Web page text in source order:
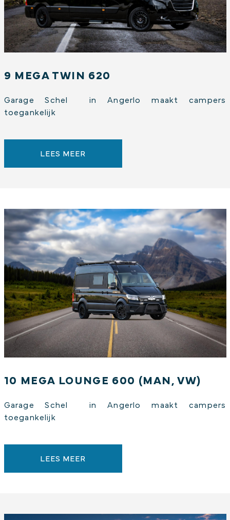
9 MEGA TWIN 620
Garage Schel in Angerlo maakt campers
toegankelijk
LEES MEER
10 MEGA LOUNGE 600 (MAN, VW)
Garage Schel in Angerlo maakt campers
toegankelijk
LEES MEER